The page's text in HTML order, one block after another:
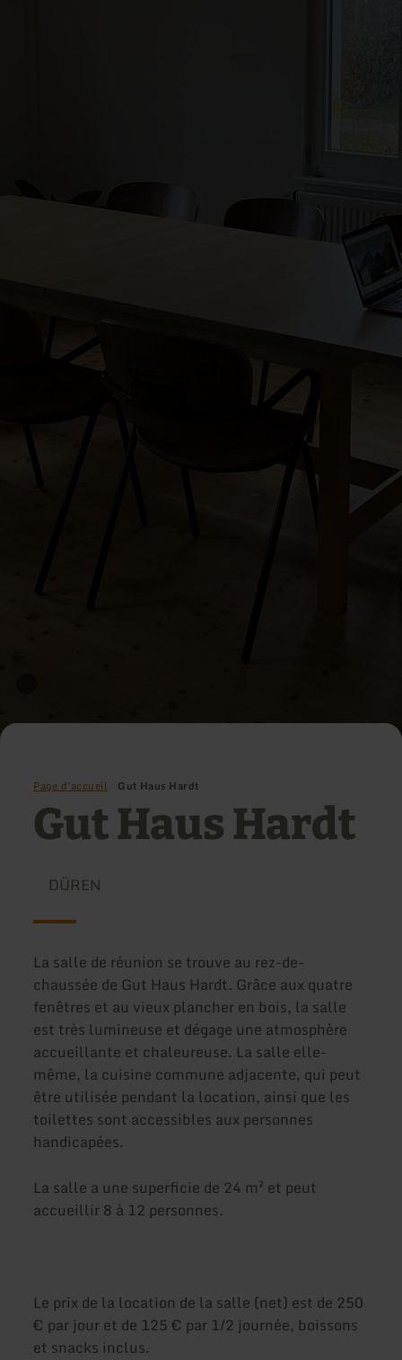
Page d'accueil Gut Haus Hardt
Gut Haus Hardt
DÜREN
La salle de réunion se trouve au rez-de-
chaussée de Gut Haus Hardt. Grâce aux quatre
fenêtres et au vieux plancher en bois, la salle
est très lumineuse et dégage une atmosphère
accueillante et chaleureuse. La salle elle-
même, la cuisine commune adjacente, qui peut
être utilisée pendant la location, ainsi que les
toilettes sont accessibles aux personnes
handicapées.
La salle a une superficie de 24 m² et peut
accueillir 8 à 12 personnes.
Le prix de la location de la salle (net) est de 250
€ par jour et de 125 € par 1/2 journée, boissons
et snacks inclus.